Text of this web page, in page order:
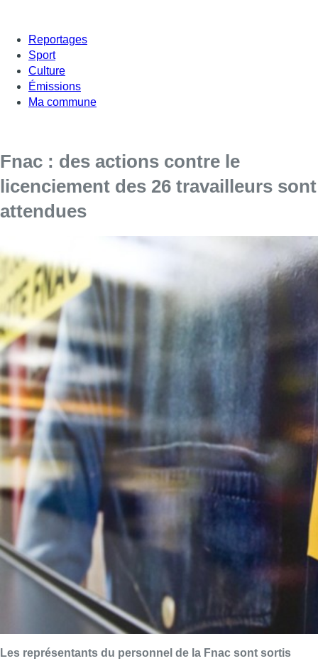
Reportages
Sport
Culture
Émissions
Ma commune
Fnac : des actions contre le
licenciement des 26 travailleurs sont
attendues
Les représentants du personnel de la Fnac sont sortis